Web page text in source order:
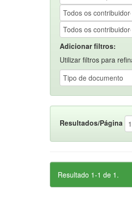
Adicionar filtros:
Utilizar filtros para
Resultados/Página
Resultado 1-1 de 1.